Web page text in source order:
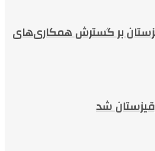
بر گسترش همکاری‌های
شد